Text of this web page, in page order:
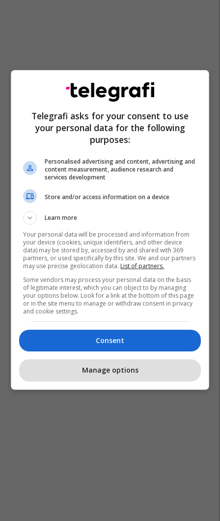
Telegrafi asks for your consent to use
your personal data for the following
purposes:
Personalised advertising and content, advertising and
content measurement, audience research and
services development
Store and/or access information on a device
Learn more
Your personal data will be processed and information from
your device (cookies, unique identifiers, and other device
data) may be stored by, accessed by and shared with 369
partners, or used specifically by this site. We and our partners
may use precise geolocation data. List of partners.
Some vendors may process your personal data on the basis
of legitimate interest, which you can object to by managing
your options below. Look for a link at the bottom of this page
or in the site menu to manage or withdraw consent in privacy
and cookie settings.
Consent
Manage options